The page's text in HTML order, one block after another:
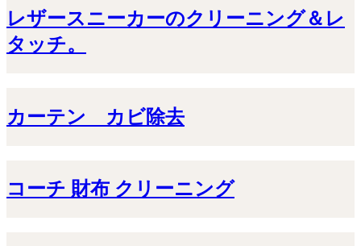
レザースニーカーのクリーニング＆レ
タッチ。
カーテン カビ除去
コーチ 財布 クリーニング